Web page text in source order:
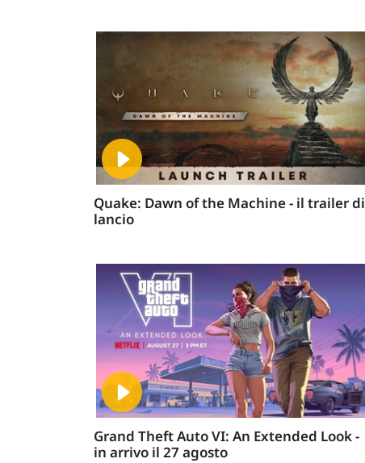
Quake: Dawn of the Machine - il trailer di
lancio
Grand Theft Auto VI: An Extended Look -
in arrivo il 27 agosto